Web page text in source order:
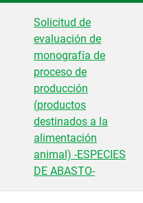
Solicitud de
evaluación de
monografía de
proceso de
producción
(productos
destinados a la
alimentación
animal) -ESPECIES
DE ABASTO-